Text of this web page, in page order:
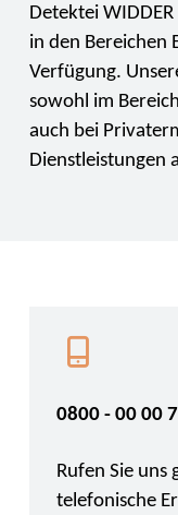
Detektei
in den Bereichen
Verfügung.
sowohl im
auch bei
Dienstleistungen
0800 - 00 00
Rufen Sie uns
telefonische